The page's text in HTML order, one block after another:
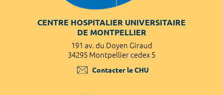
CENTRE HOSPITALIER UNIVERSITAIRE
DE MONTPELLIER
191 av. du Doyen Giraud
34295 Montpellier cedex 5
Contacter le CHU